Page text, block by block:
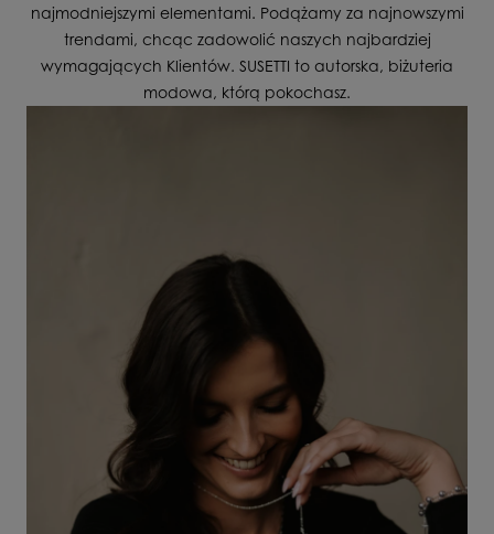
najmodniejszymi elementami. Podążamy za najnowszymi
trendami, chcąc zadowolić naszych najbardziej
wymagających Klientów. SUSETTI to autorska, biżuteria
modowa, którą pokochasz.